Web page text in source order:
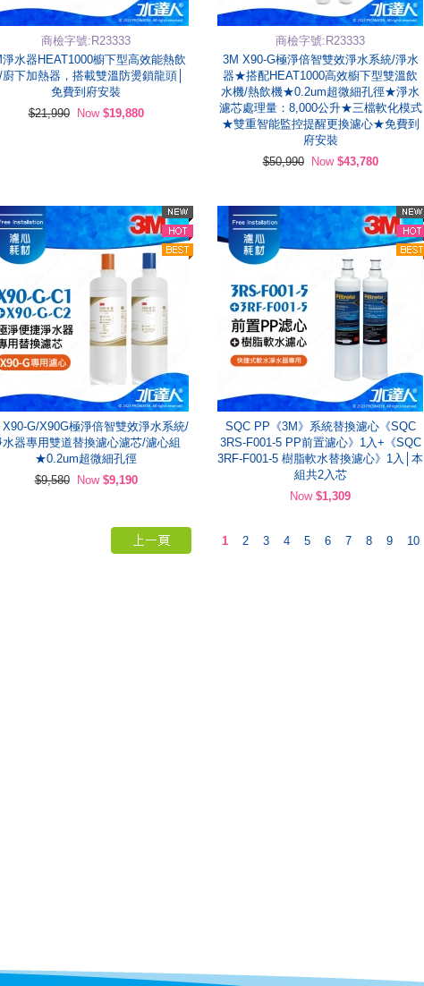
商檢字號:R23333
淨水器HEAT1000櫥下型高效能熱飲
下加熱器，搭載雙溫防燙鎖龍頭│
免費到府安裝
$21,990
Now $19,880
商檢字號:R23333
3M X90-G極淨倍智雙效淨水系統/淨水
器★搭配HEAT1000高效櫥下型雙溫飲
水機/熱飲機★0.2um超微細孔徑★淨水
濾芯處理量：8,000公升★三檔軟化模式
★雙重智能監控提醒更換濾心★免費到
府安裝
$50,990
Now $43,780
X90-G/X90G極淨倍智雙效淨水系統/
水器專用雙道替換濾心濾芯/濾心組
★0.2um超微細孔徑
$9,580
Now $9,190
SQC PP《3M》系統替換濾心《SQC
3RS-F001-5 PP前置濾心》1入+《SQC
3RF-F001-5 樹脂軟水替換濾心》1入│本
組共2入芯
Now $1,309
1 2 3 4 5 6 7 8 9 10